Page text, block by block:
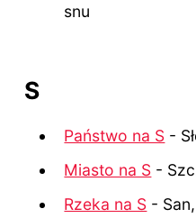
snu
S
Państwo na S -
Miasto na S -
Rzeka na S -